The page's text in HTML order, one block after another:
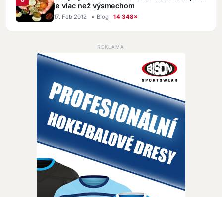
je viac než výsmechom
17. Feb 2012 • Blog 14 348×
REKLAMA